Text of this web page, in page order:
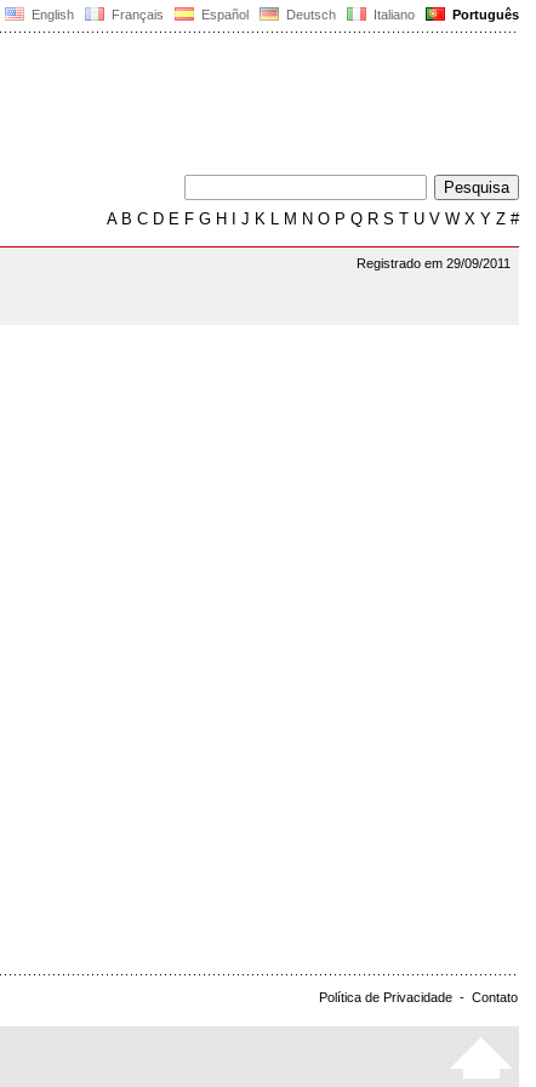
English Français Español Deutsch Italiano Português
AB C D E F G H J K L M N O P Q R S T U V W X Y Z #
Registrado em 29/09/2011
Política de Privacidade - Contato